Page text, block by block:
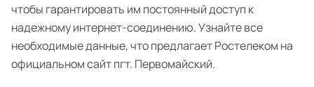
чтобы гарантировать им постоянный доступ к
надежному интернет-соединению. Узнайте все
необходимые данные, что предлагает Ростелеком на
официальном сайт пгт. Первомайский.